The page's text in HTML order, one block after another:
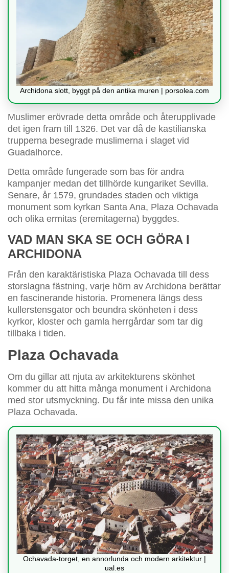
Archidona slott, byggt på den antika muren | porsolea.com
Muslimer erövrade detta område och återupplivade
det igen fram till 1326. Det var då de kastilianska
trupperna besegrade muslimerna i slaget vid
Guadalhorce.
Detta område fungerade som bas för andra
kampanjer medan det tillhörde kungariket Sevilla.
Senare, år 1579, grundades staden och viktiga
monument som kyrkan Santa Ana, Plaza Ochavada
och olika ermitas (eremitagerna) byggdes.
VAD MAN SKA SE OCH GÖRA I
ARCHIDONA
Från den karaktäristiska Plaza Ochavada till dess
storslagna fästning, varje hörn av Archidona berättar
en fascinerande historia. Promenera längs dess
kullerstensgator och beundra skönheten i dess
kyrkor, kloster och gamla herrgårdar som tar dig
tillbaka i tiden.
Plaza Ochavada
Om du gillar att njuta av arkitekturens skönhet
kommer du att hitta många monument i Archidona
med stor utsmyckning. Du får inte missa den unika
Plaza Ochavada.
Ochavada-torget, en annorlunda och modern arkitektur |
ual.es